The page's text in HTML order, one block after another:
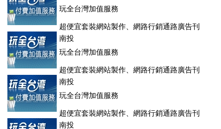
玩全台灣加值服務
超便宜套裝網站製作、網路行銷通路廣告刊
登、訂房系統、客房委託旅行社銷售，全面優惠中....
南投
玩全台灣加值服務
超便宜套裝網站製作、網路行銷通路廣告刊
登、訂房系統、客房委託旅行社銷售，全面優惠中....
南投
玩全台灣加值服務
超便宜套裝網站製作、網路行銷通路廣告刊
登、訂房系統、客房委託旅行社銷售，全面優惠中....
南投